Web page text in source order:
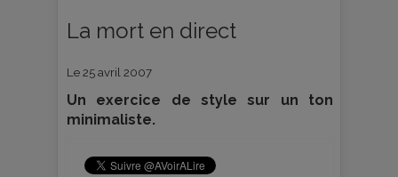
La mort en direct
Le 25 avril 2007
Un exercice de style sur un ton
minimaliste.